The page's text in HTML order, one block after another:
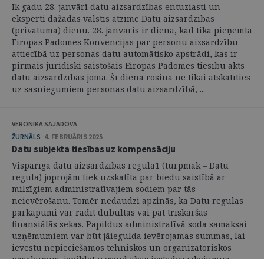
Ik gadu 28. janvārī datu aizsardzības entuziasti un
eksperti dažādās valstīs atzīmē Datu aizsardzības
(privātuma) dienu. 28. janvāris ir diena, kad tika pieņemta
Eiropas Padomes Konvencijas par personu aizsardzību
attiecībā uz personas datu automātisko apstrādi, kas ir
pirmais juridiski saistošais Eiropas Padomes tiesību akts
datu aizsardzības jomā. Šī diena rosina ne tikai atskatīties
uz sasniegumiem personas datu aizsardzībā, ...
VERONIKA SAJADOVA
ŽURNĀLS 4. FEBRUĀRIS 2025
Datu subjekta tiesības uz kompensāciju
Vispārīgā datu aizsardzības regula1 (turpmāk – Datu
regula) joprojām tiek uzskatīta par biedu saistībā ar
milzīgiem administratīvajiem sodiem par tās
neievērošanu. Tomēr nedaudzi apzinās, ka Datu regulas
pārkāpumi var radīt dubultas vai pat trīskāršas
finansiālās sekas. Papildus administratīvā soda samaksai
uzņēmumiem var būt jāiegulda ievērojamas summas, lai
ievestu nepieciešamos tehniskos un organizatoriskos